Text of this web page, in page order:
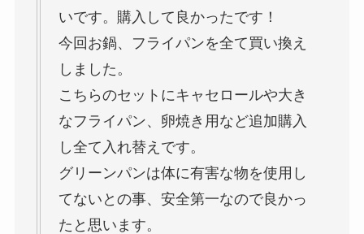
にこスマのクーポンを紹介！買取
キャンペーンコードやセール情報
雲のやすらぎプレミアムの三つ折
りマットレスはどっちが上？人気
の秘密も検証！
いです。購入して良かったです！
今回お鍋、フライパンを全て買い換え
しました。
こちらのセットにキャセロールや大き
なフライパン、卵焼き用など追加購入
し全て入れ替えです。
グリーンパンは体に有害な物を使用し
てないとの事、安全第一なので良かっ
たと思います。